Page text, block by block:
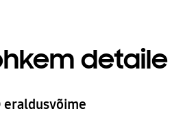
detaile
eraldusvõime